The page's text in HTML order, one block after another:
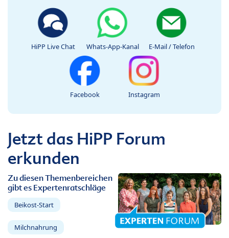
HiPP Live Chat Whats-App-Kanal E-Mail / Telefon
Facebook Instagram
Jetzt das HiPP Forum
erkunden
Zu diesen Themenbereichen
gibt es Expertenratschläge
Beikost-Start
Milchnahrung